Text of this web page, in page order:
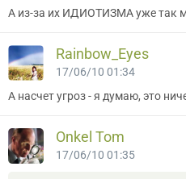
А из-за их ИДИОТИЗМА уже так
Rainbow_Eyes
17/06/10 01:34
А насчет угроз - я думаю, это
Onkel Tom
17/06/10 01:35